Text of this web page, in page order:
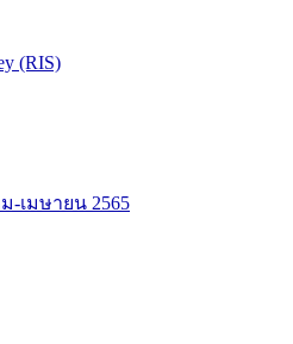
(RIS)
-เมษายน 2565